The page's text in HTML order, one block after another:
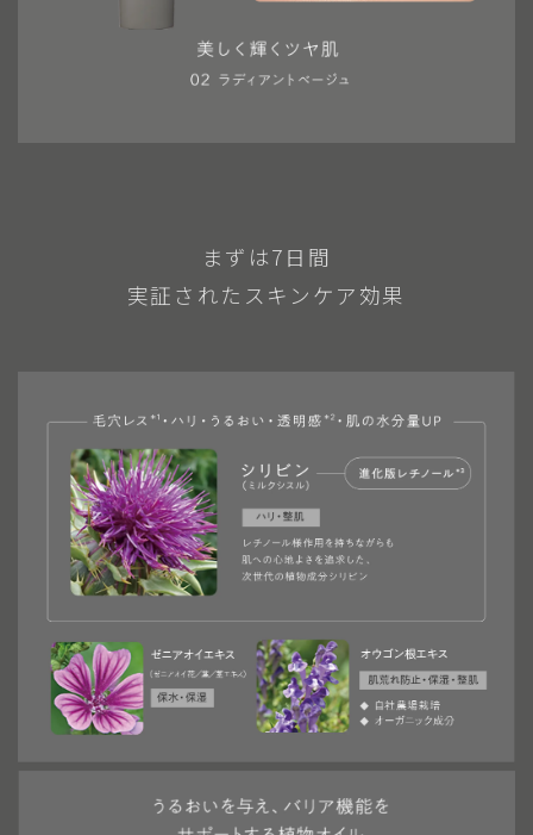
まずは7日間
実証されたスキンケア効果